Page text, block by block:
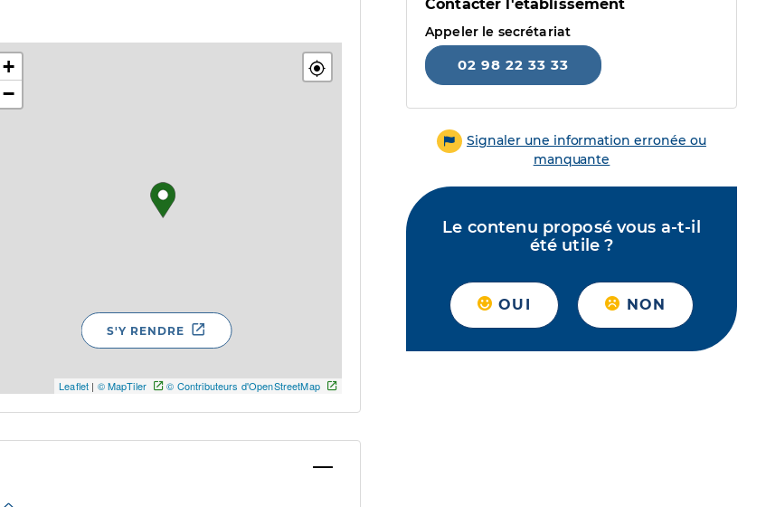
+
−
Leaflet | © MapTiler © Contributeurs d'OpenStreetMap
S'Y RENDRE
Contacter l'établissement
Appeler le secrétariat
02 98 22 33 33
Signaler une information erronée ou
manquante
Le contenu proposé vous a-t-il
été utile ?
OUI NON